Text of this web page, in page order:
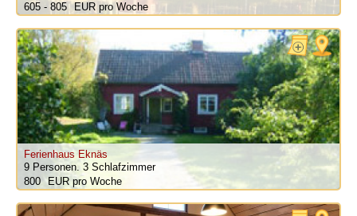
605 - 805
pro Woche
Ferienhaus Eknäs
9 Personen. 3 Schlafzimmer
800
pro Woche